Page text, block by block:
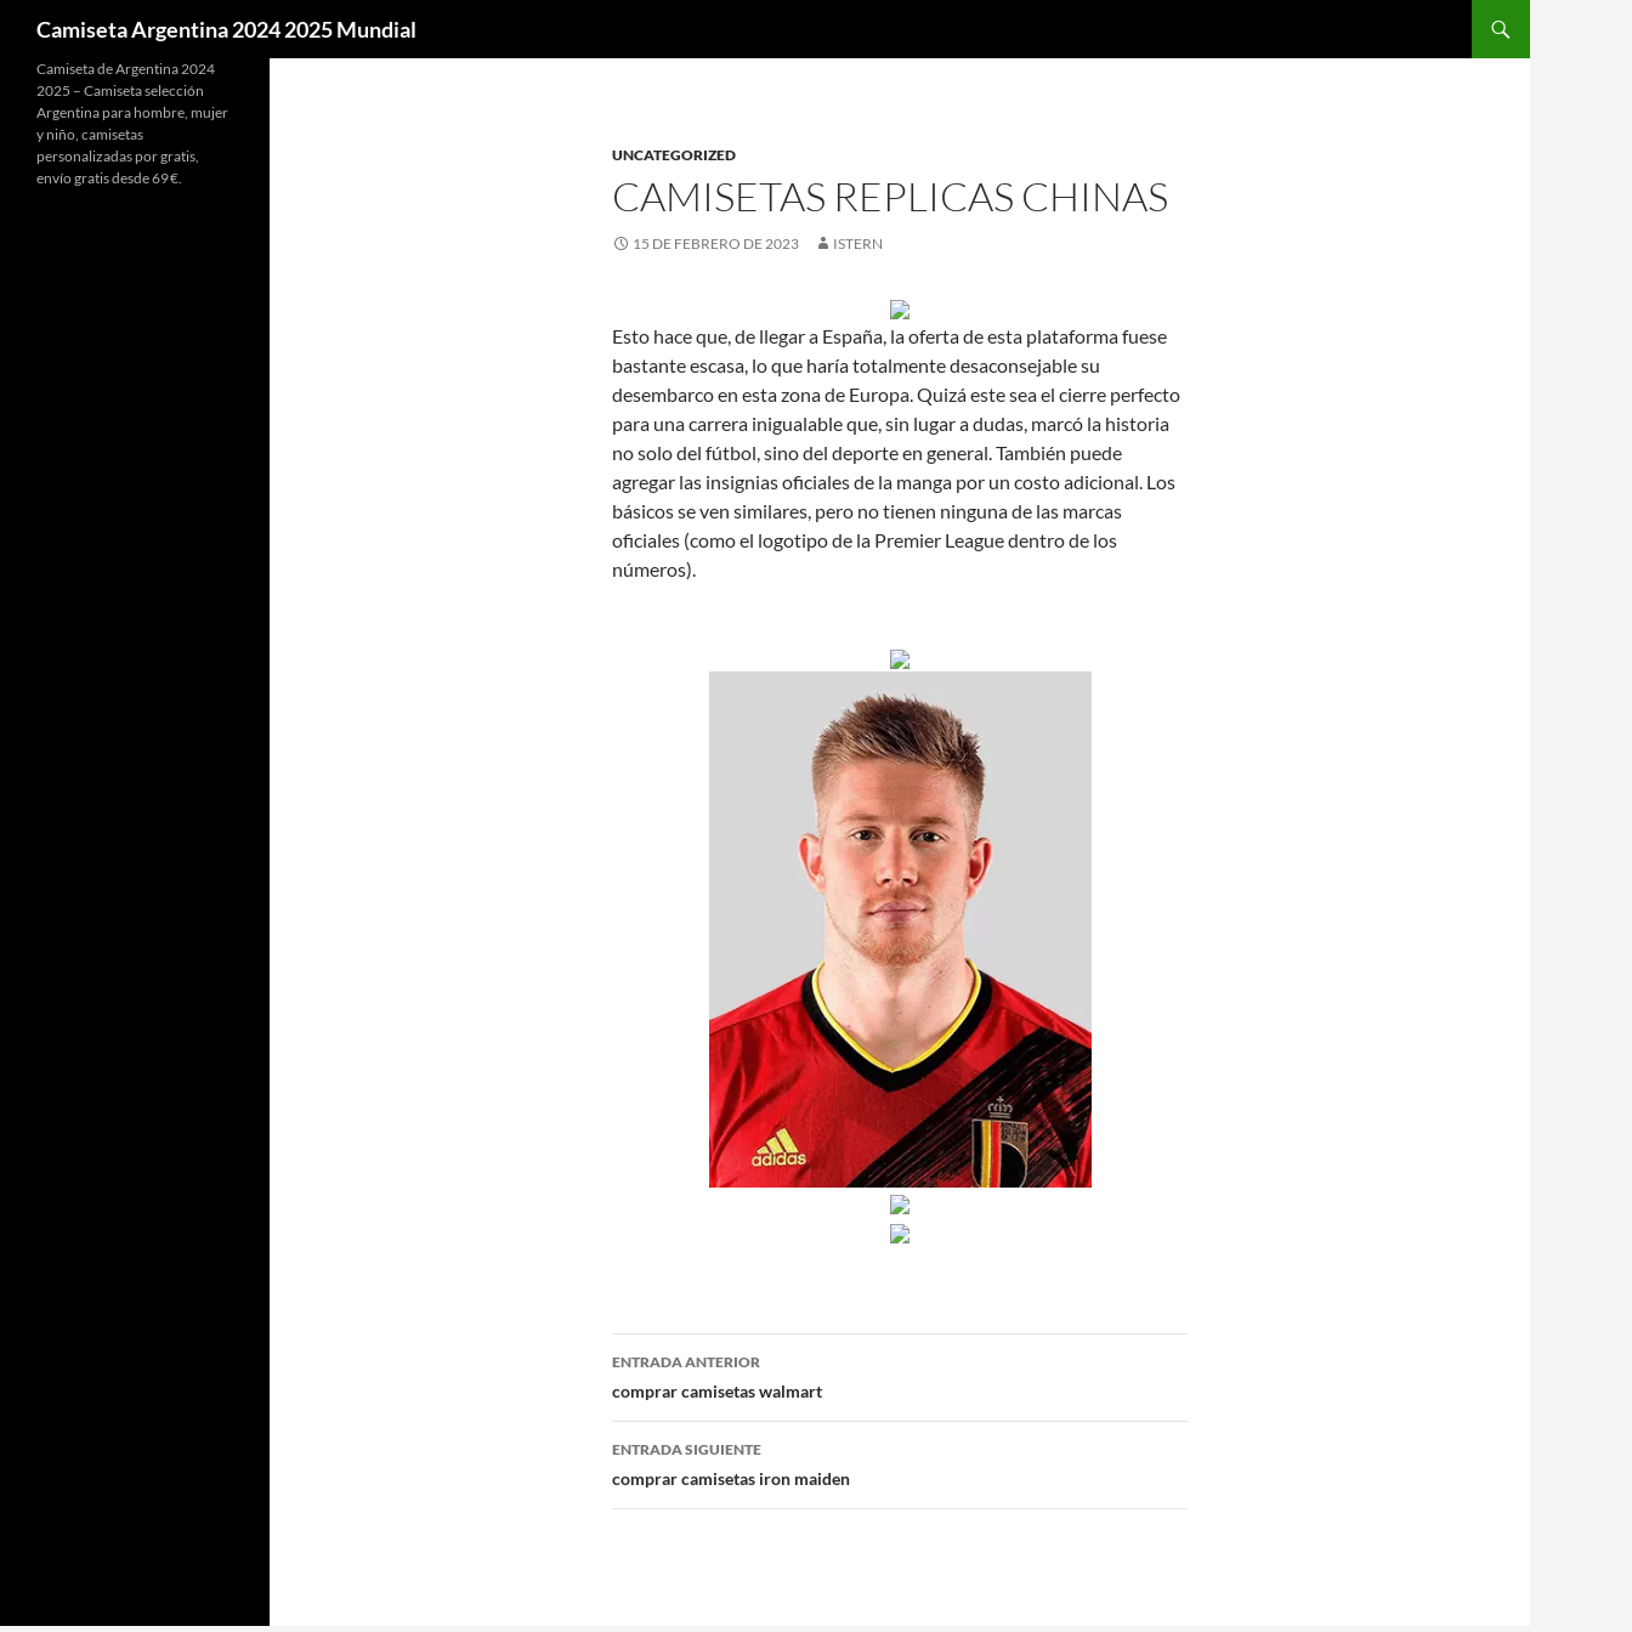
Camiseta Argentina 2024 2025 Mundial
UNCATEGORIZED
CAMISETAS REPLICAS CHINAS
15 DE FEBRERO DE 2023 ISTERN
Esto hace que, de llegar a España, la oferta de esta plataforma fuese
bastante escasa, lo que haría totalmente desaconsejable su
desembarco en esta zona de Europa. Quizá este sea el cierre perfecto
para una carrera inigualable que, sin lugar a dudas, marcó la historia
no solo del fútbol, sino del deporte en general. También puede
agregar las insignias oficiales de la manga por un costo adicional. Los
básicos se ven similares, pero no tienen ninguna de las marcas
oficiales (como el logotipo de la Premier League dentro de los
números).
Navegación
de
entradas
ENTRADA ANTERIOR
comprar camisetas walmart
ENTRADA SIGUIENTE
comprar camisetas iron maiden
Camiseta de Argentina 2024
2025 – Camiseta selección
Argentina para hombre, mujer
y niño, camisetas
personalizadas por gratis,
envío gratis desde 69 €.